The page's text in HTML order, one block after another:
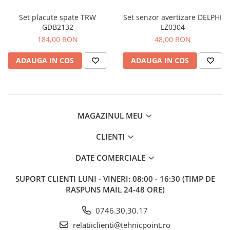
Parfumuri | Odorizante
CEARA | SEALANT | TRATAMENTE
HIDROFOBE
PROTECTIE | COATING CERAMIC
POLISH | SLEFUIRE | BURETI
Set placute spate TRW
GDB2132
184,00 RON
ADAUGA IN COS
Set senzor avertizare DELPHI
LZ0304
48,00 RON
ADAUGA IN COS
MAGAZINUL MEU
CLIENTI
DATE COMERCIALE
SUPORT CLIENTI LUNI - VINERI: 08:00 - 16:30 (TIMP DE
RASPUNS MAIL 24-48 ORE)
0746.30.30.17
relatiiclienti@tehnicpoint.ro